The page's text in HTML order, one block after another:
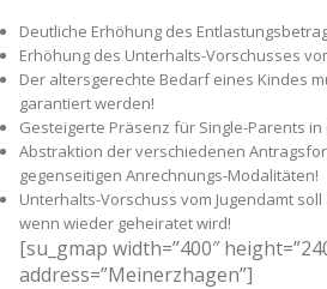
Deutliche Erhöhung des
Erhöhung des Unterhalts-Vorschusses
Der altersgerechte Bedarf eines Kindes
garantiert werden!
Gesteigerte Präsenz für Single-Parents
Abstraktion der verschiedenen
gegenseitigen Anrechnungs-Modalitäten!
Unterhalts-Vorschuss vom Jugendamt
wenn wieder geheiratet wird!
[su_gmap width=”400″
address=”Meinerzhagen”]